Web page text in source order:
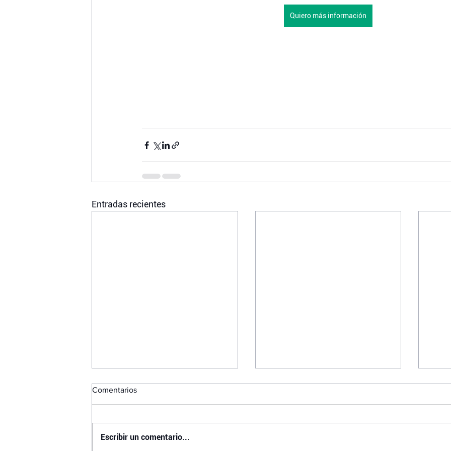
Quiero más información
Entradas recientes
Comentarios
Escribir un comentario...